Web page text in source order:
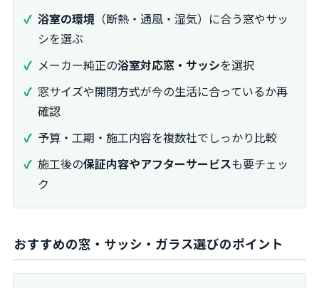
浴室の環境 （断熱・通風・湿気）に合う窓やサッ
シを選ぶ
メーカー純正の浴室対応窓・サッシを選択
窓サイズや開閉方式が今の生活に合っているか再
確認
予算・工期・施工内容を複数社でしっかり比較
施工後の保証内容やアフターサービスも要チェッ
ク
おすすめの窓・サッシ・ガラス選びのポイント